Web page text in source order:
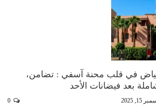
في قلب محنة آسفي : تضامن،
بعد فيضانات الأحد
15, 2025